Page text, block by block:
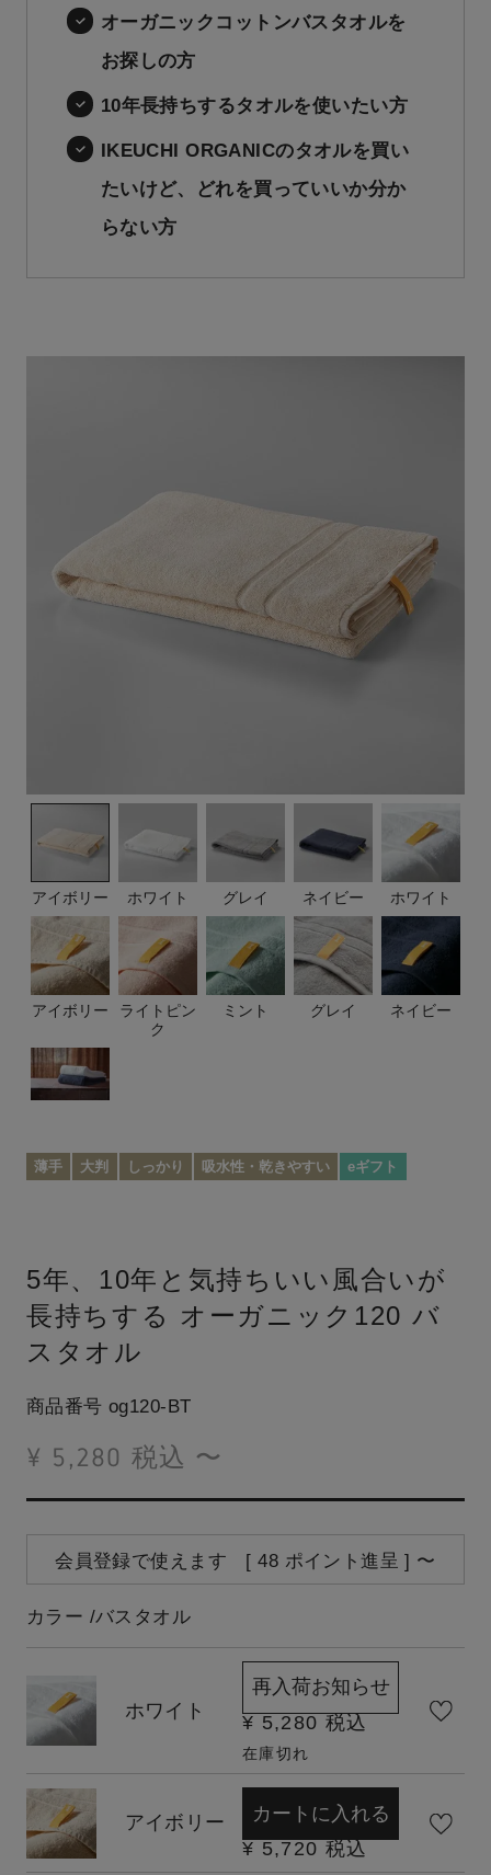
オーガニックコットンバスタオルを
お探しの方
10年長持ちするタオルを使いたい方
IKEUCHI ORGANICのタオルを買い
たいけど、どれを買っていいか分か
らない方
アイボリー ホワイト グレイ ネイビー ホワイト
アイボリー
ライトピン
ク
ミント グレイ ネイビー
薄手 大判 しっかり 吸水性・乾きやすい eギフト
5年、10年と気持ちいい風合いが
長持ちする オーガニック120 バ
スタオル
商品番号 og120-BT
¥ 5,280 税込 〜
会員登録で使えます [ 48 ポイント進呈 ] 〜
カラー バスタオル
ホワイト
¥ 5,280 税込
在庫切れ
再入荷お知らせ
アイボリー
¥ 5,720 税込
カートに入れる